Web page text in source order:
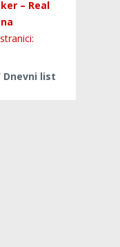
– Real
Dnevni list